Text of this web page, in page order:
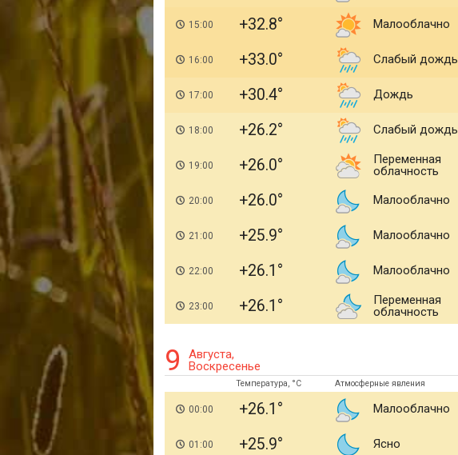
15:00 +32.8 Малооблачно
16:00 +33.0 Слабый дождь
17:00 +30.4 Дождь
18:00 +26.2 Слабый дождь
19:00 +26.0
Переменная
облачность
20:00 +26.0 Малооблачно
21:00 +25.9 Малооблачно
22:00 +26.1 Малооблачно
23:00 +26.1
Переменная
облачность
9
Августа,
Воскресенье
Температура, °C Атмосферные явления
00:00 +26.1 Малооблачно
01:00 +25.9 Ясно